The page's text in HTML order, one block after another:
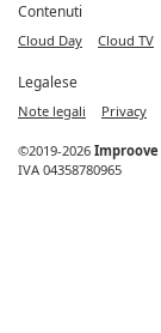
Contenuti
Cloud Day Cloud TV
Legalese
Note legali Privacy
©2019-2026 Improove
IVA 04358780965